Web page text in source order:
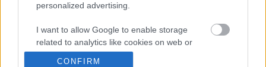
personalized advertising.
I want to allow Google to enable storage
related to analytics like cookies on web or
device identifiers in apps.
CONFIRM